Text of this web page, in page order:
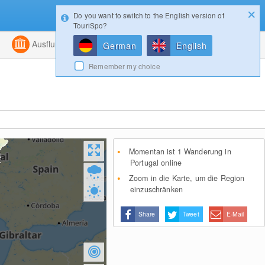
Kombiniert
Ausflugsziele Magazin
Momentan ist 1 Wanderung in
Portugal online
Zoom in die Karte, um die Region
einzuschränken
Share Tweet E-Mail
Login
Do you want to switch to the English version of
TouriSpo?
German English
Remember my choice
Konfigurator Gewinnspiele